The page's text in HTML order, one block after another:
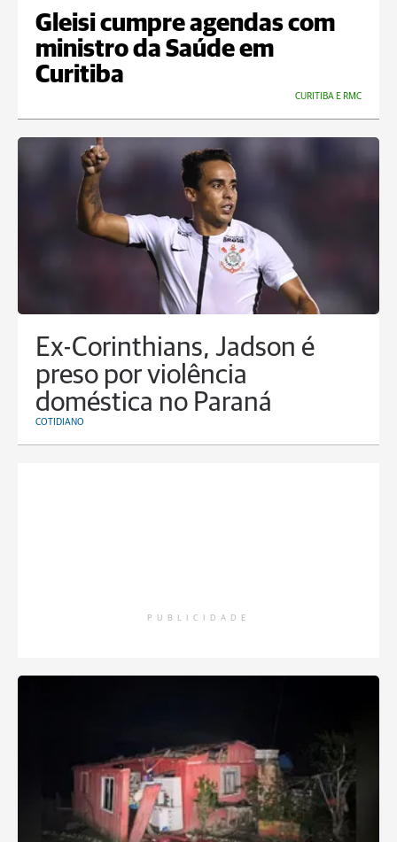
Gleisi cumpre agendas com
ministro da Saúde em
Curitiba
CURITIBA E RMC
Ex-Corinthians, Jadson é
preso por violência
doméstica no Paraná
COTIDIANO
PUBLICIDADE